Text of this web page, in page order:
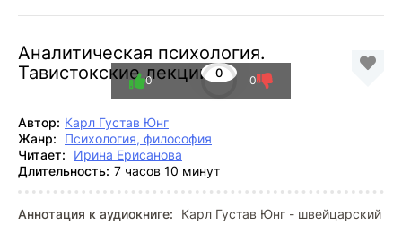
Аналитическая психология.
Тавистокские лекции 0
0 0
Автор: Карл Густав Юнг
Жанр:
Психология, философия
Читает:
Ирина Ерисанова
Длительность: 7 часов 10 минут
Аннотация к аудиокниге:
Карл Густав Юнг - швейцарский